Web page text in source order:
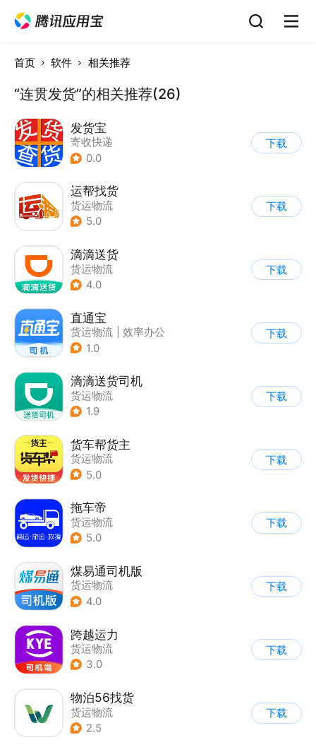
首页 软件 相关推荐
“连贯发货”的相关推荐(26)
发货宝
寄收快递
0.0
下载
运帮找货
货运物流
5.0
下载
滴滴送货
货运物流
4.0
下载
直通宝
货运物流
效率办公
1.0
下载
滴滴送货司机
货运物流
1.9
下载
货车帮货主
货运物流
5.0
下载
拖车帝
货运物流
5.0
下载
煤易通司机版
货运物流
4.0
下载
跨越运力
货运物流
3.0
下载
物泊56找货
货运物流
2.5
下载